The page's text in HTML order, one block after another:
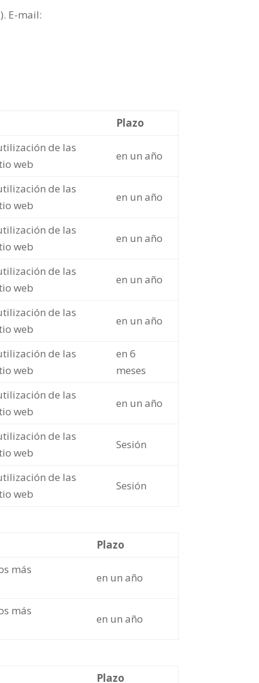
E-mail:
Plazo
de las
web
en un año
de las
web
en un año
de las
web
en un año
de las
web
en un año
de las
web
en un año
de las
web
en 6
meses
de las
web
en un año
de las
web
Sesión
de las
web
Sesión
Plazo
más
en un año
más
en un año
Plazo